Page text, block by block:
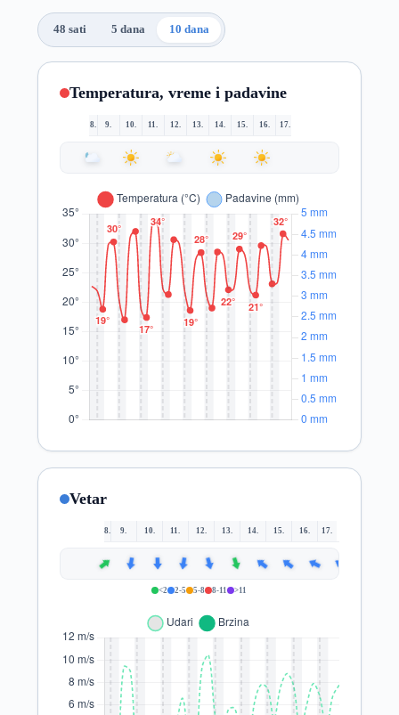
48 sati 5 dana 10 dana
Temperatura, vreme i padavine
8. 9. 10. 11. 12. 13. 14. 15. 16. 17.
Vetar
8. 9. 10. 11. 12. 13. 14. 15. 16. 17.